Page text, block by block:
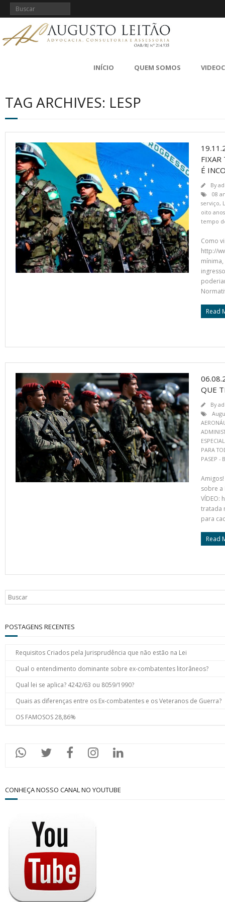
INÍCIO QUEM SOMOS
TAG ARCHIVES: LESP
FIXAR
É
By
08
serviço,
oito anos
tempo
Como
http://
Read
QUE
By
PARA
PASEP -
sobre a
VÍDEO:
tratada
para
Read
POSTAGENS RECENTES
Requisitos Criados pela Jurisprudência que não estão na Lei
Qual o entendimento dominante sobre ex-combatentes litorâneos?
Qual lei se aplica? 4242/63 ou 8059/1990?
Quais as diferenças entre os Ex-combatentes e os Veteranos de Guerra?
OS FAMOSOS 28,86%
CONHEÇA NOSSO CANAL NO YOUTUBE